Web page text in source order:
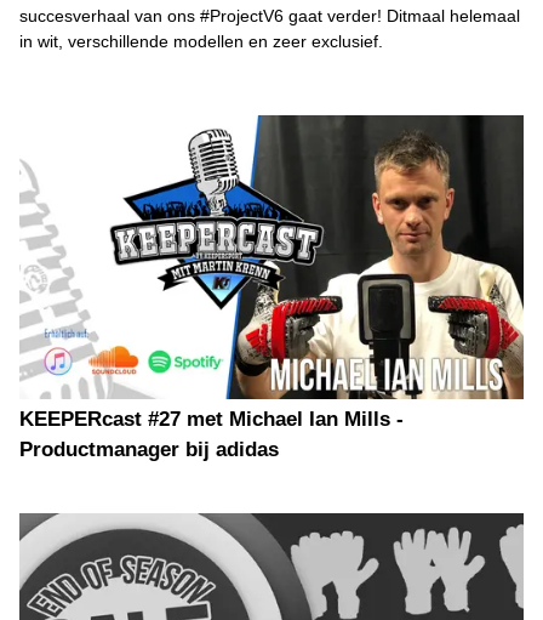
succesverhaal van ons #ProjectV6 gaat verder! Ditmaal helemaal
in wit, verschillende modellen en zeer exclusief.
KEEPERcast #27 met Michael Ian Mills -
Productmanager bij adidas